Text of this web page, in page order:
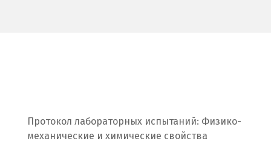
Первоуральск
Протокол лабораторных испытаний: Физико-
механические и химические свойства